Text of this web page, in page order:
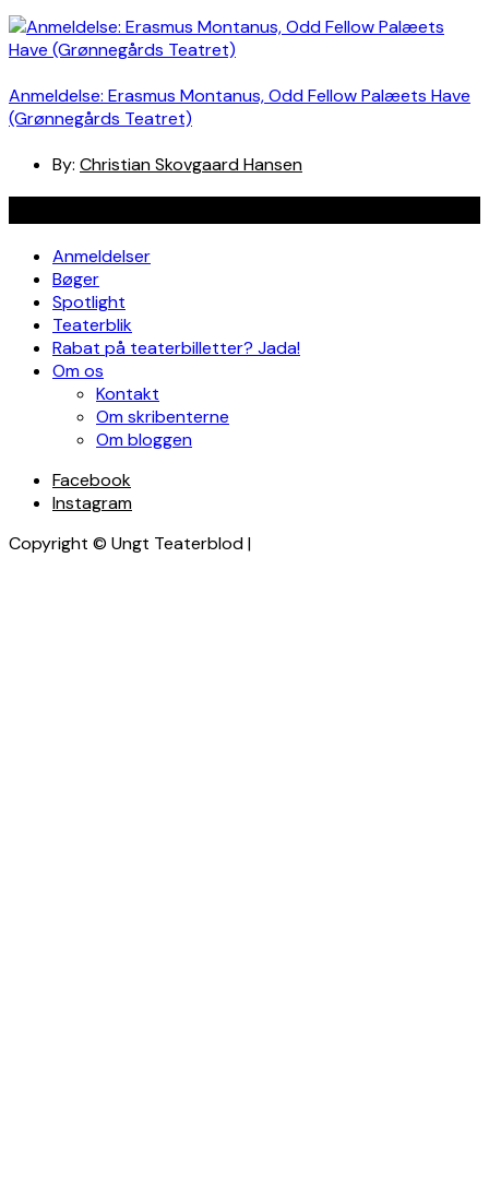
Anmeldelse: Erasmus Montanus, Odd Fellow Palæets Have
(Grønnegårds Teatret)
By: Christian Skovgaard Hansen
Anmeldelser
Bøger
Spotlight
Teaterblik
Rabat på teaterbilletter? Jada!
Om os
Kontakt
Om skribenterne
Om bloggen
Facebook
Instagram
Copyright © Ungt Teaterblod |